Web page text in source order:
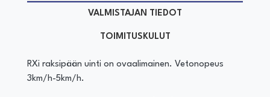
VALMISTAJAN TIEDOT
TOIMITUSKULUT
RXi raksipään uinti on ovaalimainen. Vetonopeus
3km/h-5km/h.